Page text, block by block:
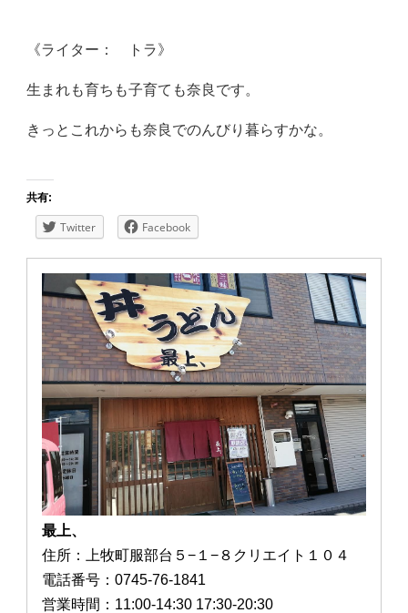
《ライター： トラ》
生まれも育ちも子育ても奈良です。
きっとこれからも奈良でのんびり暮らすかな。
共有:
Twitter Facebook
最上、
住所：上牧町服部台５−１−８クリエイト１０４
電話番号：0745-76-1841
営業時間：11:00-14:30 17:30-20:30